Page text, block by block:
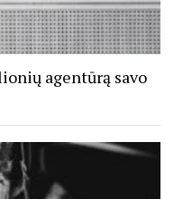
agentūrą savo